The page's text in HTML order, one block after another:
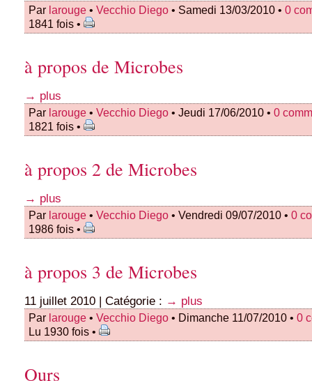
Par larouge • Vecchio Diego • Samedi 13/03/2010 • 0
1841 fois •
à propos de Microbes
→ plus
Par larouge • Vecchio Diego • Jeudi 17/06/2010 • 0
1821 fois •
à propos 2 de Microbes
→ plus
Par larouge • Vecchio Diego • Vendredi 09/07/2010 • 0
1986 fois •
à propos 3 de Microbes
11 juillet 2010 | Catégorie : → plus
Par larouge • Vecchio Diego • Dimanche 11/07/2010 • 0
Lu 1930 fois •
Ours